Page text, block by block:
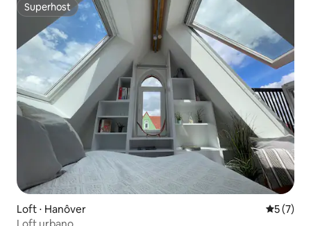
Superhost
Superhost
Loft ⋅ Hanôver 5 de
5 (7)